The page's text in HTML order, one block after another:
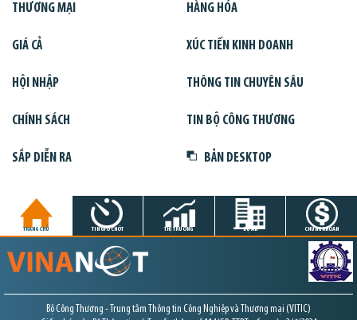
THƯƠNG MẠI HÀNG HÓA
GIÁ CẢ XÚC TIẾN KINH DOANH
HỘI NHẬP THÔNG TIN CHUYÊN SÂU
CHÍNH SÁCH TIN BỘ CÔNG THƯƠNG
SẮP DIỄN RA BẢN DESKTOP
TRANG CHỦ TIN GIỜ CHÓT THỊ TRƯỜNG DỰ ÁN CHỨNG KHOÁN
Bộ Công Thương - Trung tâm Thông tin Công Nghiệp và Thương mại (VITIC)